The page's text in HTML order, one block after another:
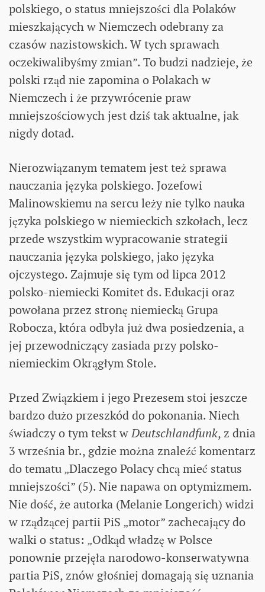
polskiego, o status mniejszości dla Polaków
mieszkających w Niemczech odebrany za
czasów nazistowskich. W tych sprawach
oczekiwalibyśmy zmian”. To budzi nadzieje, że
polski rząd nie zapomina o Polakach w
Niemczech i że przywrócenie praw
mniejszościowych jest dziś tak aktualne, jak
nigdy dotad.
Nierozwiązanym tematem jest też sprawa
nauczania języka polskiego. Jozefowi
Malinowskiemu na sercu leży nie tylko nauka
języka polskiego w niemieckich szkołach, lecz
przede wszystkim wypracowanie strategii
nauczania języka polskiego, jako języka
ojczystego. Zajmuje się tym od lipca 2012
polsko-niemiecki Komitet ds. Edukacji oraz
powołana przez stronę niemiecką Grupa
Robocza, która odbyła już dwa posiedzenia, a
jej przewodniczący zasiada przy polsko-
niemieckim Okrągłym Stole.
Przed Związkiem i jego Prezesem stoi jeszcze
bardzo dużo przeszkód do pokonania. Niech
świadczy o tym tekst wDeutschlandfunk, z dnia
3 września br., gdzie można znaleźć komentarz
do tematu „Dlaczego Polacy chcą mieć status
mniejszości” (5). Nie napawa on optymizmem.
Nie dość, że autorka (Melanie Longerich) widzi
w rządzącej partii PiS „motor” zachecający do
walki o status: „Odkąd władzę w Polsce
ponownie przejęła narodowo-konserwatywna
partia PiS, znów głośniej domagają się uznania